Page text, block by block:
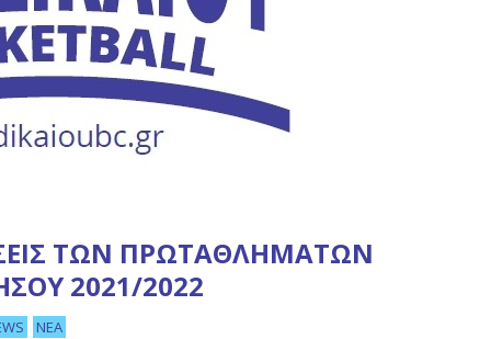
ΤΩΝ ΠΡΩΤΑΘΛΗΜΆΤΩΝ
2021/2022
ΝΈΑ